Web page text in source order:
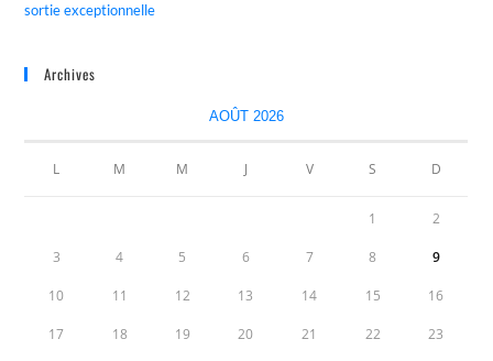
sortie exceptionnelle
Archives
AOÛT 2026
L M M J V S D
1 2
3 4 5 6 7 8 9
10 11 12 13 14 15 16
17 18 19 20 21 22 23